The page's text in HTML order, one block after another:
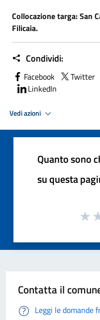
Collocazione targa: San
Filicaia.
Condividi:
Facebook Twitter
LinkedIn
Vedi azioni
Quanto sono
su questa
Contatta il
Leggi le domande